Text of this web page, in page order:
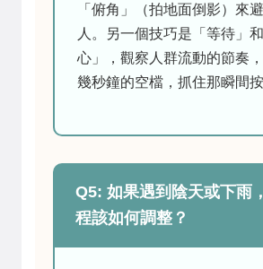
「俯角」（拍地面倒影）來
人。另一個技巧是「等待」
心」，觀察人群流動的節奏
幾秒鐘的空檔，抓住那瞬間按
Q5: 如果遇到陰天或下雨
程該如何調整？